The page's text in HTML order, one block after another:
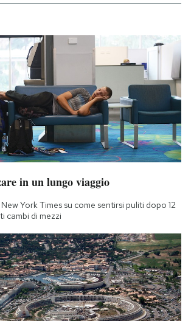
in un lungo viaggio
York Times su come sentirsi puliti dopo 12
cambi di mezzi